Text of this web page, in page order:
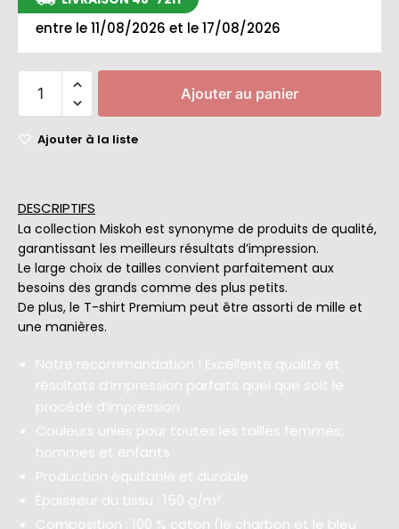
entre le 11/08/2026 et le 17/08/2026
Ajouter au panier
Ajouter à la liste
DESCRIPTIFS
La collection Miskoh est synonyme de produits de qualité,
garantissant les meilleurs résultats d’impression.
Le large choix de tailles convient parfaitement aux
besoins des grands comme des plus petits.
De plus, le T-shirt Premium peut être assorti de mille et
une manières.
Notre recommandation ! Excellente qualité et
résultats d’impression parfaits quel que soit le
procédé d’impression
Couleurs unies pour toutes les tailles femmes,
hommes et enfants
Production équitable et durable
Épaisseur du tissu : 150 g/m²
Composition : 100 % coton (le charbon et le bleu